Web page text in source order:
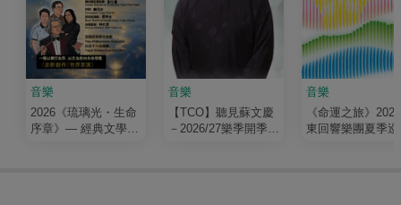
音樂
2026《琉璃光・生命
序章》— 經典文學清
音樂
【TCO】聽見蘇文慶
－2026/27樂季開季音
音樂
《命運之旅》
東回響樂團夏季巡